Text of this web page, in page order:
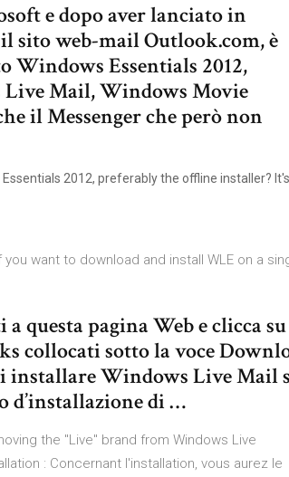
e dopo aver lanciato in
sito web-mail Outlook.com, è
Windows Essentials 2012,
Mail, Windows Movie
il Messenger che però non
2012, preferably the offline installer?
want to download and install WLE on a
questa pagina Web e clicca su
collocati sotto la voce
installare Windows Live Mail
d’installazione di …
the "Live" brand from Windows Live
: Concernant l'installation, vous aurez le